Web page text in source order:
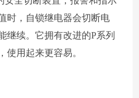
时，自锁继电器会切断电
继续。它拥有改进的P系列
使用起来更容易。